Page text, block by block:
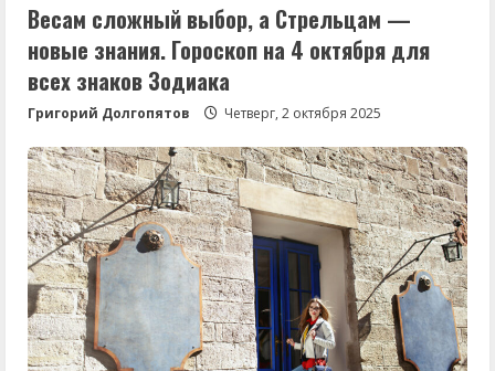
Весам сложный выбор, а Стрельцам —
новые знания. Гороскоп на 4 октября для
всех знаков Зодиака
Григорий Долгопятов Четверг, 2 октября 2025